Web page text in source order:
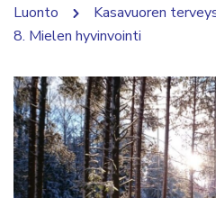
Luonto
Kasavuoren
8. Mielen hyvinvointi